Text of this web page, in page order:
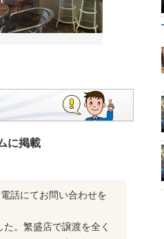
に掲載
話にてお問い合わせを
。繁盛店で譲渡を全く